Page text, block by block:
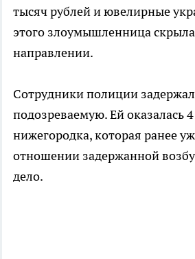
тысяч рублей и ювелирные
этого злоумышленница
направлении.
Сотрудники полиции
подозреваемую. Ей оказалась
нижегородка, которая ранее
отношении задержанной
дело.